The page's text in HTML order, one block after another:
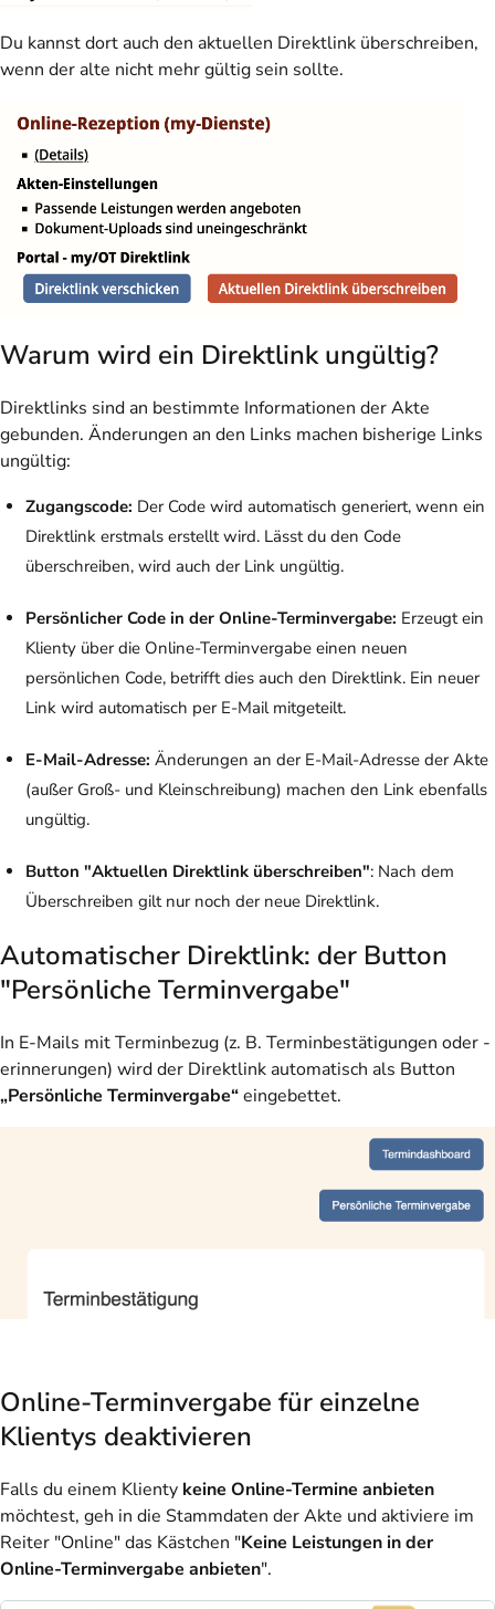
Du kannst dort auch den aktuellen Direktlink überschreiben,
wenn der alte nicht mehr gültig sein sollte.
Warum wird ein Direktlink ungültig?
Direktlinks sind an bestimmte Informationen der Akte
gebunden. Änderungen an den Links machen bisherige Links
ungültig:
Zugangscode: Der Code wird automatisch generiert, wenn ein
Direktlink erstmals erstellt wird. Lässt du den Code
überschreiben, wird auch der Link ungültig.
Persönlicher Code in der Online-Terminvergabe: Erzeugt ein
Klienty über die Online-Terminvergabe einen neuen
persönlichen Code, betrifft dies auch den Direktlink. Ein neuer
Link wird automatisch per E-Mail mitgeteilt.
E-Mail-Adresse: Änderungen an der E-Mail-Adresse der Akte
(außer Groß- und Kleinschreibung) machen den Link ebenfalls
ungültig.
Button "Aktuellen Direktlink überschreiben": Nach dem
Überschreiben gilt nur noch der neue Direktlink.
Automatischer Direktlink: der Button
"Persönliche Terminvergabe"
In E-Mails mit Terminbezug (z. B. Terminbestätigungen oder -
erinnerungen) wird der Direktlink automatisch als Button
„Persönliche Terminvergabe“eingebettet.
Online-Terminvergabe für einzelne
Klientys deaktivieren
Falls du einem Klienty keine Online-Termine anbieten
möchtest, geh in die Stammdaten der Akte und aktiviere im
Reiter "Online" das Kästchen "Keine Leistungen in der
Online-Terminvergabe anbieten".